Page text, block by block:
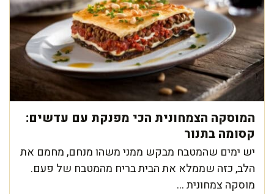
המוסקה הצמחונית הכי מפנקת עם עדשים:
קסומה בתנור
יש ימים שהמטבח מבקש ממני משהו מנחם, מחמם את
הלב, כזה שממלא את הבית בריח מהמטבח של פעם.
מוסקה צמחונית ...